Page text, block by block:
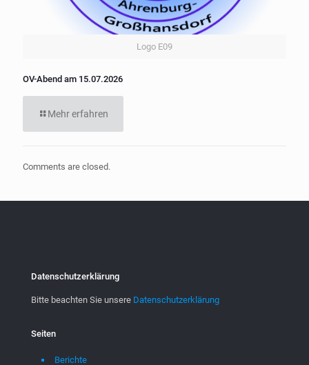
Logo E09
OV-Abend am 15.07.2026
Mehr erfahren
Comments are closed.
Datenschutzerklärung
Bitte beachten Sie unsere Datenschutzerklärung
Seiten
Berichte